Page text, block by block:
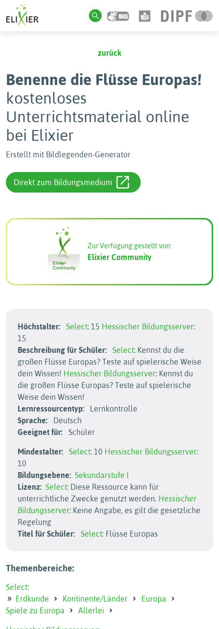
zurück
Benenne die Flüsse Europas!
kostenloses
Unterrichtsmaterial online
bei Elixier
Erstellt mit Bildlegenden-Generator
Direkt zum Bildungsmedium
Zur Verfügung gestellt von:
Elixier Community
Höchstalter: Select: 15 Hessischer Bildungsserver:
15
Beschreibung für Schüler:
Select: Kennst du die
großen Flüsse Europas? Teste auf spielerische Weise
dein Wissen! Hessischer Bildungsserver: Kennst du
die großen Flüsse Europas? Teste auf spielerische
Weise dein Wissen!
Lernressourcentyp:
Lernkontrolle
Sprache:
Deutsch
Geeignet für:
Schüler
Mindestalter: Select: 10 Hessischer Bildungsserver:
10
Bildungsebene: Sekundarstufe I
Lizenz: Select: Diese Ressource kann für
unterrichtliche Zwecke genutzt werden. Hessischer
Bildungsserver: Keine Angabe, es gilt die gesetzliche
Regelung
Titel für Schüler:
Select: Flüsse Europas
Themenbereiche:
Select:
Erdkunde
Kontinente/Länder
Europa
Spiele zu Europa
Allerlei